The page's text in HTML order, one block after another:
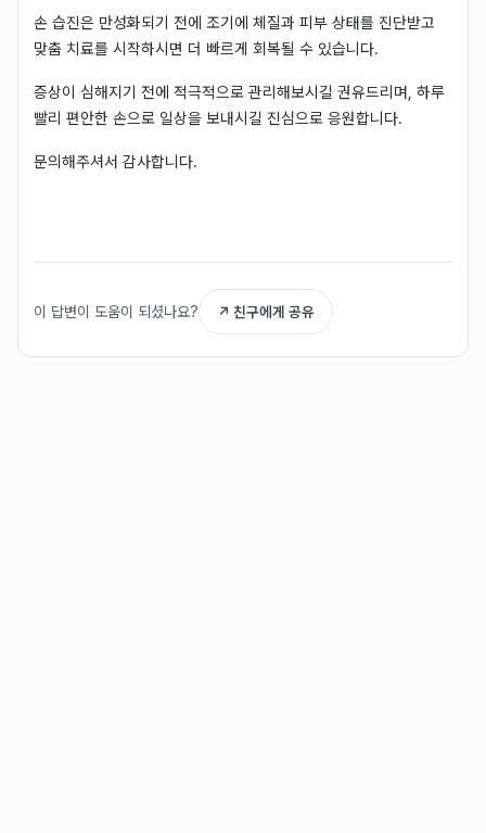
손 습진은 만성화되기 전에 조기에 체질과 피부 상태를 진단받고
맞춤 치료를 시작하시면 더 빠르게 회복될 수 있습니다.
증상이 심해지기 전에 적극적으로 관리해보시길 권유드리며, 하루
빨리 편안한 손으로 일상을 보내시길 진심으로 응원합니다.
문의해주셔서 감사합니다.
이 답변이 도움이 되셨나요? ↗ 친구에게 공유